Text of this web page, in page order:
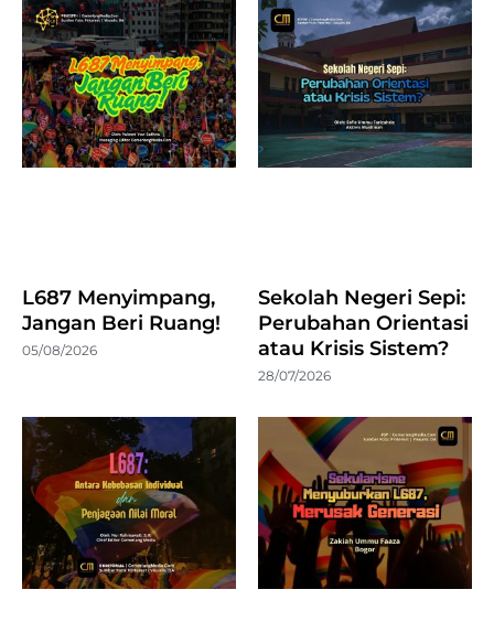
L687 Menyimpang,
Jangan Beri Ruang!
05/08/2026
Sekolah Negeri Sepi:
Perubahan Orientasi
atau Krisis Sistem?
28/07/2026